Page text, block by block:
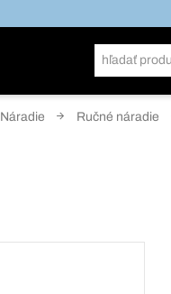
Náradie Ručné náradie